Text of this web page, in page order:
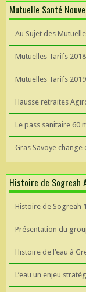
Mutuelle Santé
Au Sujet des
Mutuelles Tarifs 2018
Mutuelles Tarifs 2019
Hausse retraites
Le pass sanitaire 60
Gras Savoye change
Histoire de Sogreah
Histoire de Sogreah
Présentation du
Histoire de l’eau à
L’eau un enjeu